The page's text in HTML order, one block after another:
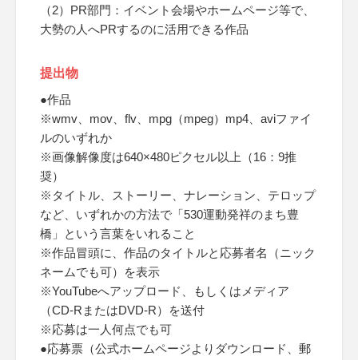
（2）PR部門：イベント会場やホームページ等で、
大勢の人へPRするのに活用できる作品
提出物
●作品
※wmv、mov、flv、mpg（mpeg）mp4、aviファイ
ルのいずれか
※画像解像度は640×480ピクセル以上（16：9推
奨）
※タイトル、ストーリー、ナレーション、テロップ
など、いずれかの方法で「530運動発祥のまち豊
橋」という言葉をいれること
※作品冒頭に、作品のタイトルと応募者名（ニック
ネームでも可）を表示
※YouTubeへアップロード、もしくはメディア
（CD-RまたはDVD-R）を送付
※応募は一人何点でも可
●応募票（公式ホームページよりダウンロード、郵